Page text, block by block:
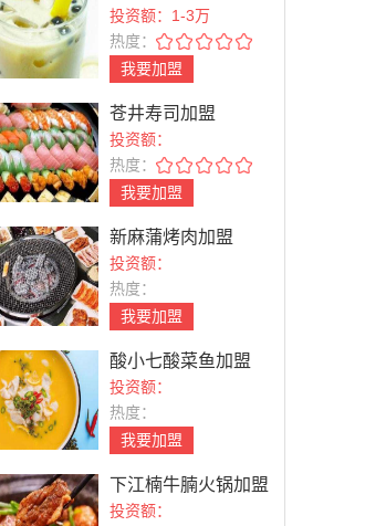
投资额：1-3万
热度：
我要加盟
苍井寿司加盟
投资额：
热度：
我要加盟
新麻蒲烤肉加盟
投资额：
热度：
我要加盟
酸小七酸菜鱼加盟
投资额：
热度：
我要加盟
下江楠牛腩火锅加盟
投资额：